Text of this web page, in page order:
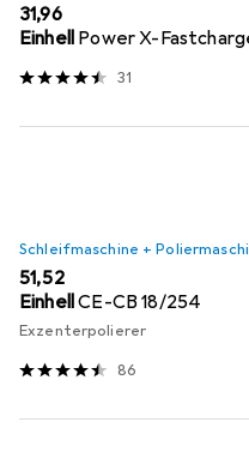
EUR
31,96
Einhell Power X-
31
Schleifmaschine +
EUR
51,52
EinhellCE-CB 18/254
Exzenterpolierer
86